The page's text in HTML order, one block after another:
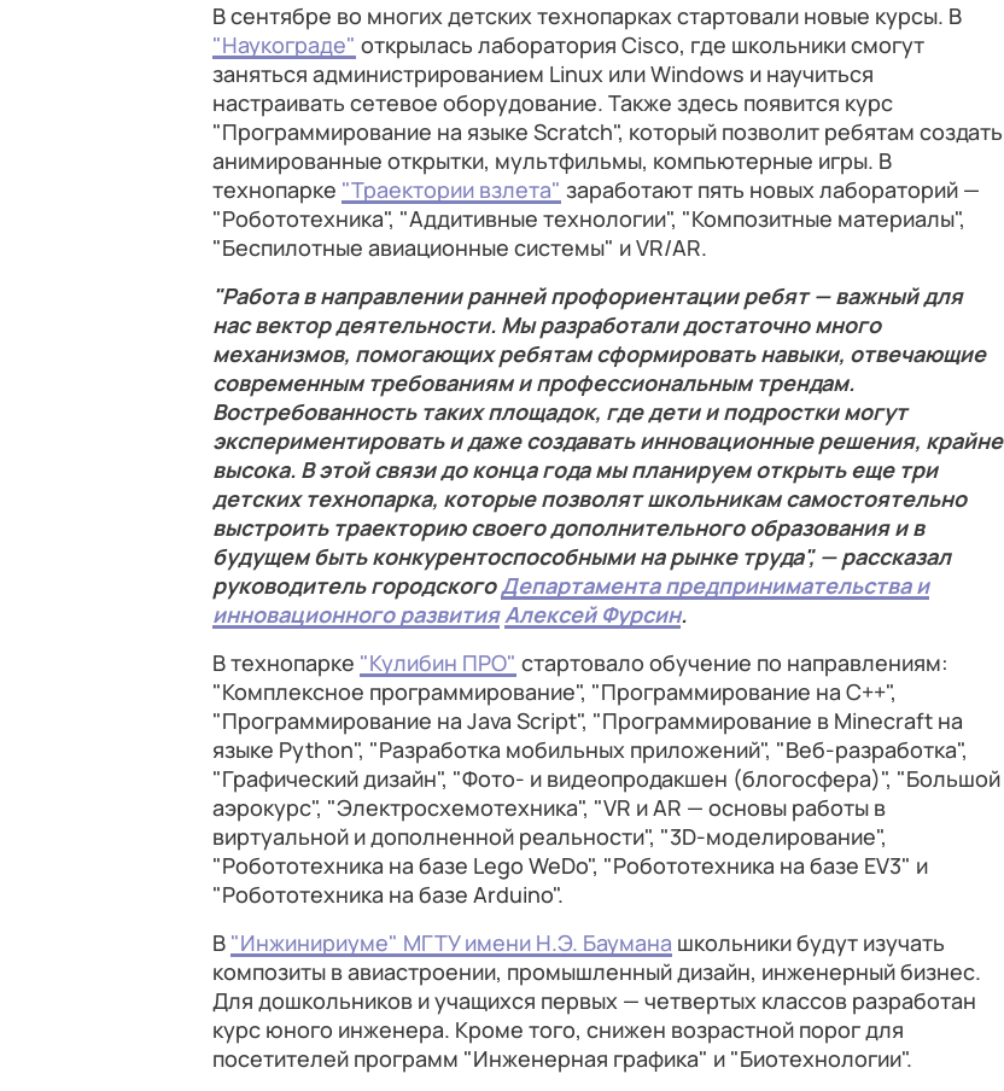
В сентябре во многих детских технопарках стартовали новые курсы. В
"Наукограде" открылась лаборатория Cisco, где школьники смогут
заняться администрированием Linux или Windows и научиться
настраивать сетевое оборудование. Также здесь появится курс
"Программирование на языке Scratch", который позволит ребятам создать
анимированные открытки, мультфильмы, компьютерные игры. В
технопарке "Траектории взлета" заработают пять новых лабораторий —
"Робототехника", "Аддитивные технологии", "Композитные материалы",
"Беспилотные авиационные системы" и VR/AR.
"Работа в направлении ранней профориентации ребят — важный для
нас вектор деятельности. Мы разработали достаточно много
механизмов, помогающих ребятам сформировать навыки, отвечающие
современным требованиям и профессиональным трендам.
Востребованность таких площадок, где дети и подростки могут
экспериментировать и даже создавать инновационные решения, крайне
высока. В этой связи до конца года мы планируем открыть еще три
детских технопарка, которые позволят школьникам самостоятельно
выстроить траекторию своего дополнительного образования и в
будущем быть конкурентоспособными на рынке труда", — рассказал
руководитель городскогоДепартамента предпринимательства и
инновационного развитияАлексей Фурсин.
В технопарке "Кулибин ПРО" стартовало обучение по направлениям:
"Комплексное программирование", "Программирование на С++",
"Программирование на Java Script", "Программирование в Minecraft на
языке Python", "Разработка мобильных приложений", "Веб-разработка",
"Графический дизайн", "Фото- и видеопродакшен (блогосфера)", "Большой
аэрокурс", "Электросхемотехника", "VR и AR — основы работы в
виртуальной и дополненной реальности", "3D-моделирование",
"Робототехника на базе Lego WeDo", "Робототехника на базе EV3" и
"Робототехника на базе Arduino".
В "Инжинириуме" МГТУ имени Н.Э. Баумана школьники будут изучать
композиты в авиастроении, промышленный дизайн, инженерный бизнес.
Для дошкольников и учащихся первых — четвертых классов разработан
курс юного инженера. Кроме того, снижен возрастной порог для
посетителей программ "Инженерная графика" и "Биотехнологии".